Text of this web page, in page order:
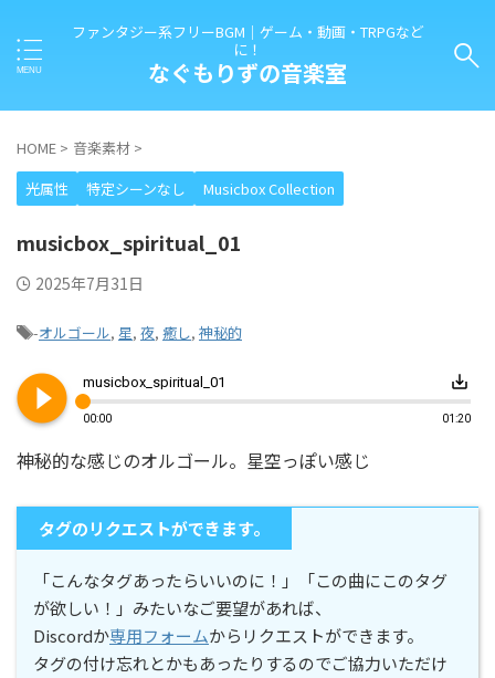
ファンタジー系フリーBGM｜ゲーム・動画・TRPGなど
に！
なぐもりずの音楽室
HOME > 音楽素材 >
光属性
特定シーンなし Musicbox Collection
musicbox_spiritual_01
2025年7月31日
-オルゴール, 星, 夜, 癒し, 神秘的
play_circle_filled musicbox_spiritual_01 save_alt
00:00 01:20
神秘的な感じのオルゴール。星空っぽい感じ
タグのリクエストができます。
「こんなタグあったらいいのに！」「この曲にこのタグ
が欲しい！」みたいなご要望があれば、
Discordか専用フォームからリクエストができます。
タグの付け忘れとかもあったりするのでご協力いただけ